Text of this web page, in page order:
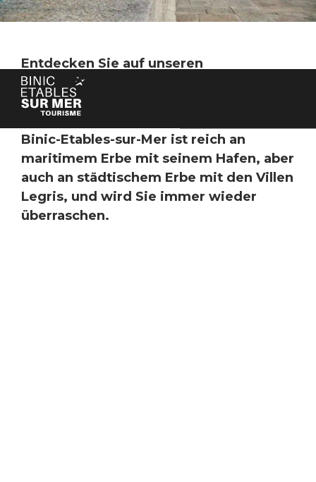
Entdecken Sie auf unseren
verschiedenen geführten
Spaziergängen alle Geheimnisse von
Binic-Etables-sur-Mer.
Binic-Etables-sur-Mer ist reich an
maritimem Erbe mit seinem Hafen, aber
auch an städtischem Erbe mit den Villen
Legris, und wird Sie immer wieder
überraschen.